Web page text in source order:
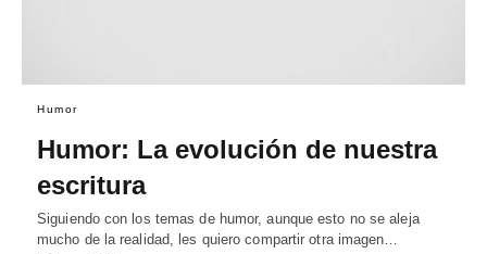
Humor
Humor: La evolución de nuestra
escritura
Siguiendo con los temas de humor, aunque esto no se aleja
mucho de la realidad, les quiero compartir otra imagen…